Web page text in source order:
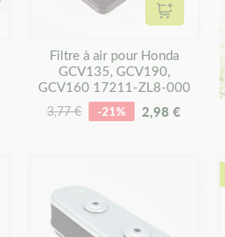
au panier Ajouter
Filtre à air pour Honda
GCV135, GCV190,
GCV160 17211-ZL8-000
3,77 € -21% 2,98 €